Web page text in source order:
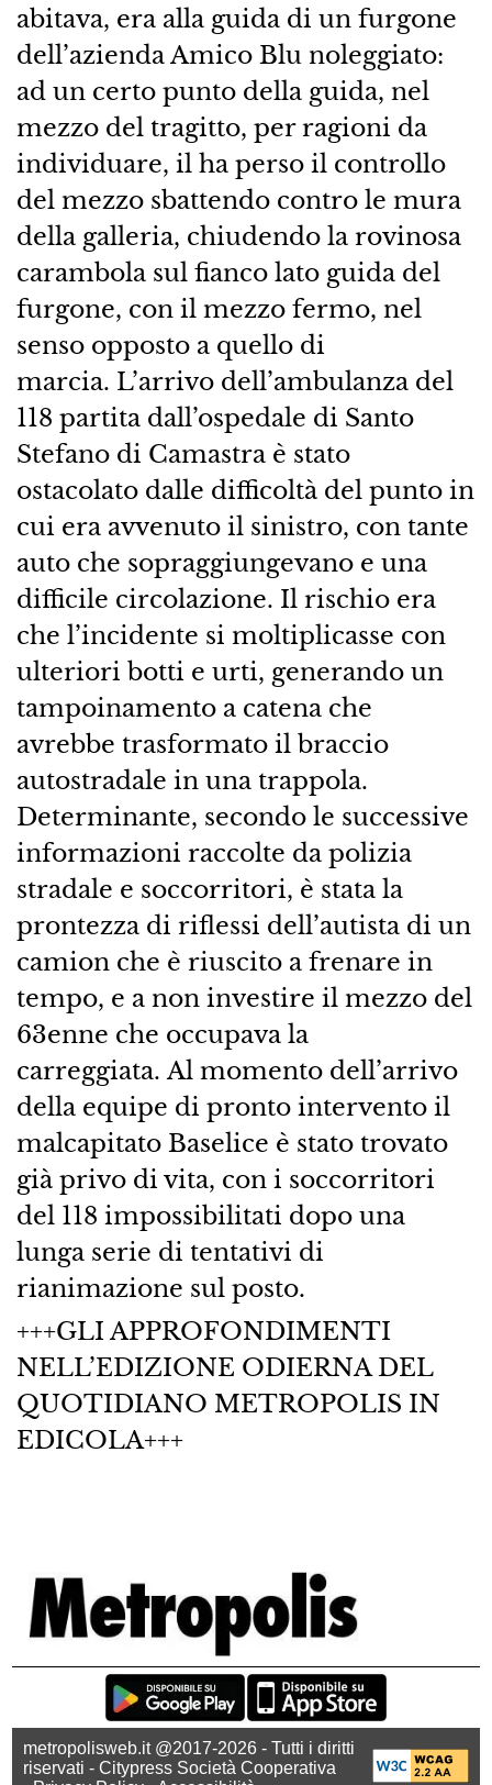
abitava, era alla guida di un furgone
dell’azienda Amico Blu noleggiato:
ad un certo punto della guida, nel
mezzo del tragitto, per ragioni da
individuare, il ha perso il controllo
del mezzo sbattendo contro le mura
della galleria, chiudendo la rovinosa
carambola sul fianco lato guida del
furgone, con il mezzo fermo, nel
senso opposto a quello di
marcia. L’arrivo dell’ambulanza del
118 partita dall’ospedale di Santo
Stefano di Camastra è stato
ostacolato dalle difficoltà del punto in
cui era avvenuto il sinistro, con tante
auto che sopraggiungevano e una
difficile circolazione. Il rischio era
che l’incidente si moltiplicasse con
ulteriori botti e urti, generando un
tampoinamento a catena che
avrebbe trasformato il braccio
autostradale in una trappola.
Determinante, secondo le successive
informazioni raccolte da polizia
stradale e soccorritori, è stata la
prontezza di riflessi dell’autista di un
camion che è riuscito a frenare in
tempo, e a non investire il mezzo del
63enne che occupava la
carreggiata. Al momento dell’arrivo
della equipe di pronto intervento il
malcapitato Baselice è stato trovato
già privo di vita, con i soccorritori
del 118 impossibilitati dopo una
lunga serie di tentativi di
rianimazione sul posto.
+++GLI APPROFONDIMENTI
NELL’EDIZIONE ODIERNA DEL
QUOTIDIANO METROPOLIS IN
EDICOLA+++
metropolisweb.it @2017-2026 - Tutti i diritti
riservati - Citypress Società Cooperativa